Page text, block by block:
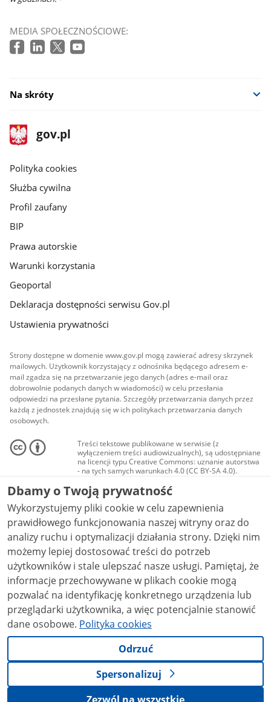
MEDIA SPOŁECZNOŚCIOWE:
Na skróty
stopka
gov.pl
Strona
gov.pl
gov.pl
Polityka cookies
Służba cywilna
Profil zaufany
BIP
Prawa autorskie
Warunki korzystania
Geoportal
Deklaracja dostępności serwisu Gov.pl
Ustawienia prywatności
Strony dostępne w domenie www.gov.pl mogą zawierać adresy skrzynek
mailowych. Użytkownik korzystający z odnośnika będącego adresem e-
mail zgadza się na przetwarzanie jego danych (adres e-mail oraz
dobrowolnie podanych danych w wiadomości) w celu przesłania
odpowiedzi na przesłane pytania. Szczegóły przetwarzania danych przez
każdą z jednostek znajdują się w ich politykach przetwarzania danych
osobowych.
Treści tekstowe publikowane w serwisie (z
wyłączeniem treści audiowizualnych), są udostępniane
na licencji typu Creative Commons: uznanie autorstwa
- na tych samych warunkach 4.0 (CC BY-SA 4.0).
Materiały audiowizualne, w tym zdjęcia, materiały
audio i wideo, są udostępniane na licencji typu
Creative Commons: uznanie autorstwa użycie
niekomercyjne - bez utworów zależnych 4.0 (CC BY-
NC-ND 4.0), o ile nie jest to stwierdzone inaczej.
Dbamy o Twoją prywatność
Wykorzystujemy pliki cookie w celu zapewnienia
prawidłowego funkcjonowania naszej witryny oraz do
analizy ruchu i optymalizacji działania strony. Dzięki nim
możemy lepiej dostosować treści do potrzeb
użytkowników i stale ulepszać nasze usługi. Pamiętaj, że
informacje przechowywane w plikach cookie mogą
pozwalać na identyfikację konkretnego urządzenia lub
przeglądarki użytkownika, a więc potencjalnie stanowić
dane osobowe. Polityka cookies
Odrzuć
Spersonalizuj